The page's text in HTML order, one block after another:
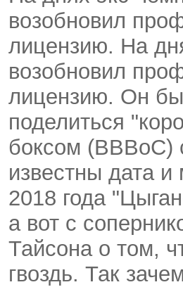
возобновил
лицензию. На
возобновил
лицензию. Он
поделиться
боксом (BBBoC)
известны дата
2018 года
а вот с
Тайсона о том,
гвоздь. Так